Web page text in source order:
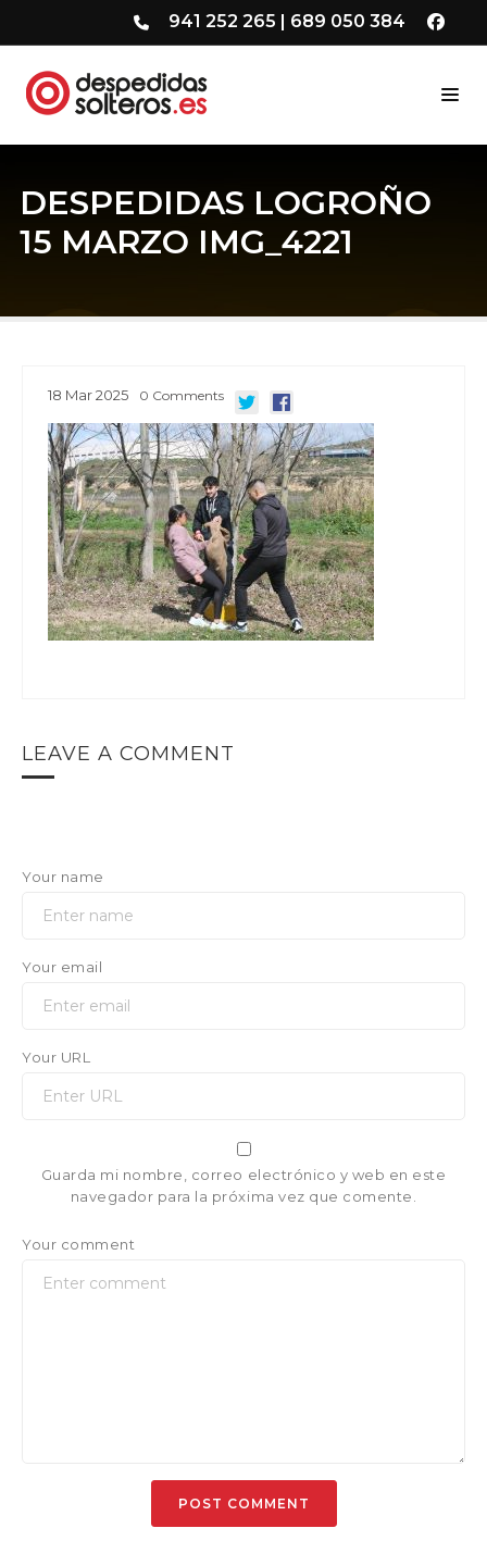
941 252 265 | 689 050 384
DESPEDIDAS LOGROÑO
15 MARZO IMG_4221
18 Mar2025 0 Comments
LEAVE A COMMENT
Your name
Your email
Your URL
Guarda mi nombre, correo electrónico y web en este
navegador para la próxima vez que comente.
Your comment